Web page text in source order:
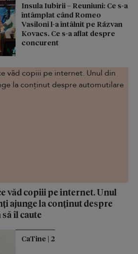
Insula Iubirii – Reuniuni: Ce s-a
întâmplat când Romeo
Vasiloni l-a întâlnit pe Răzvan
Kovacs. Ce s-a aflat despre
concurent
văd copiii pe internet. Unul
ajunge la conținut despre
îl caute
CaTine | 2